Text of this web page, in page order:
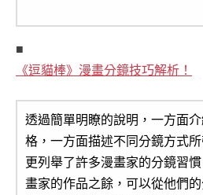
■
《逗貓棒》漫畫分鏡技巧解析！
透過簡單明瞭的說明，一方面
格，一方面描述不同分鏡方式
更列舉了許多漫畫家的分鏡習
畫家的作品之餘，可以從他們